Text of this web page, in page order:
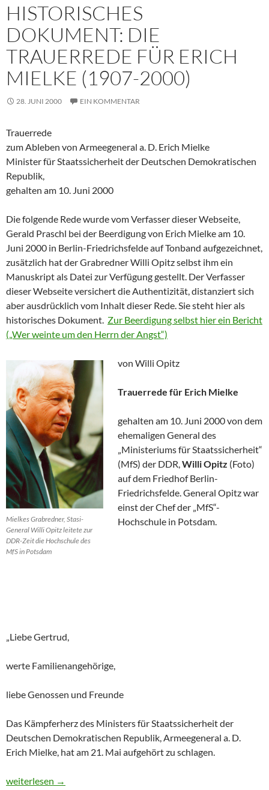
HISTORISCHES
DOKUMENT: DIE
TRAUERREDE FÜR ERICH
MIELKE (1907-2000)
28. JUNI 2000 EIN KOMMENTAR
Trauerrede
zum Ableben von Armeegeneral a. D. Erich Mielke
Minister für Staatssicherheit der Deutschen Demokratischen
Republik,
gehalten am 10. Juni 2000
Die folgende Rede wurde vom Verfasser dieser Webseite,
Gerald Praschl bei der Beerdigung von Erich Mielke am 10.
Juni 2000 in Berlin-Friedrichsfelde auf Tonband aufgezeichnet,
zusätzlich hat der Grabredner Willi Opitz selbst ihm ein
Manuskript als Datei zur Verfügung gestellt. Der Verfasser
dieser Webseite versichert die Authentizität, distanziert sich
aber ausdrücklich vom Inhalt dieser Rede. Sie steht hier als
historisches Dokument. Zur Beerdigung selbst hier ein Bericht
(„Wer weinte um den Herrn der Angst“)
Mielkes Grabredner, Stasi-
General Willi Opitz leitete zur
DDR-Zeit die Hochschule des
MfS in Potsdam
von Willi Opitz
Trauerrede für Erich Mielke
gehalten am 10. Juni 2000 von dem
ehemaligen General des
„Ministeriums für Staatssicherheit“
(MfS) der DDR,Willi Opitz (Foto)
auf dem Friedhof Berlin-
Friedrichsfelde. General Opitz war
einst der Chef der „MfS“-
Hochschule in Potsdam.
„Liebe Gertrud,
werte Familienangehörige,
liebe Genossen und Freunde
Das Kämpferherz des Ministers für Staatssicherheit der
Deutschen Demokratischen Republik, Armeegeneral a. D.
Erich Mielke, hat am 21. Mai aufgehört zu schlagen.
Historisches Dokument: Die Trauerrede für Erich Mielke (1907-
weiterlesen →